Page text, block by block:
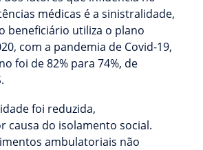
médicas é a sinistralidade,
beneficiário utiliza o plano
com a pandemia de Covid-19,
foi de 82% para 74%, de
foi reduzida,
causa do isolamento social.
ambulatoriais não